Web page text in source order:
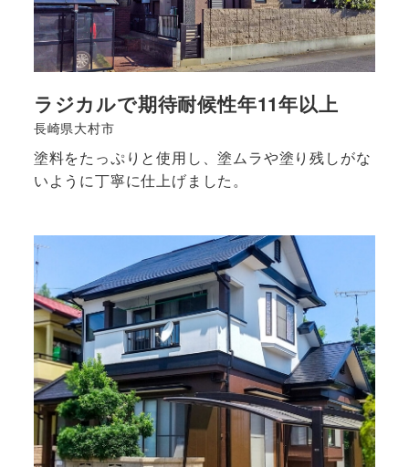
ラジカルで期待耐候性年11年以上
長崎県大村市
塗料をたっぷりと使用し、塗ムラや塗り残しがな
いように丁寧に仕上げました。
詳
細
は
こ
ち
ら
</strong>